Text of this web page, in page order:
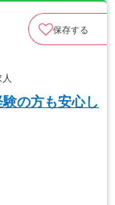
保存する
の方も安心し